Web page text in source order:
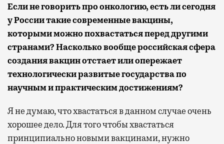
Если не говорить про онкологию, есть ли сегодня
у России такие современные вакцины,
которыми можно похвастаться перед другими
странами? Насколько вообще российская сфера
создания вакцин отстает или опережает
технологически развитые государства по
научным и практическим достижениям?
Я не думаю, что хвастаться в данном случае очень
хорошее дело. Для того чтобы хвастаться
принципиально новыми вакцинами, нужно